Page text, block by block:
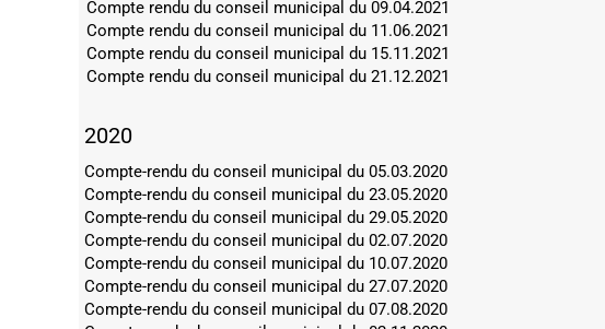
Compte rendu du conseil municipal du 09.04.2021
Compte rendu du conseil municipal du 11.06.2021
Compte rendu du conseil municipal du 15.11.2021
Compte rendu du conseil municipal du 21.12.2021
2020
Compte-rendu du conseil municipal du 05.03.2020
Compte-rendu du conseil municipal du 23.05.2020
Compte-rendu du conseil municipal du 29.05.2020
Compte-rendu du conseil municipal du 02.07.2020
Compte-rendu du conseil municipal du 10.07.2020
Compte-rendu du conseil municipal du 27.07.2020
Compte-rendu du conseil municipal du 07.08.2020